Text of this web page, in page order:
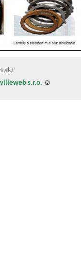
s.r.o. ☺